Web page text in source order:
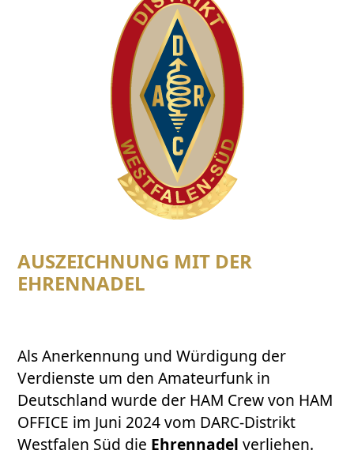
AUSZEICHNUNG MIT DER
EHRENNADEL
Als Anerkennung und Würdigung der
Verdienste um den Amateurfunk in
Deutschland wurde der HAM Crew von HAM
OFFICE im Juni 2024 vom DARC-Distrikt
Westfalen Süd die Ehrennadel verliehen.